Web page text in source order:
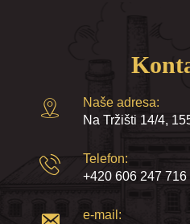
Naše adresa:
Na Tržišti 14/4,
Telefon:
+420 606 247 716
e-mail: